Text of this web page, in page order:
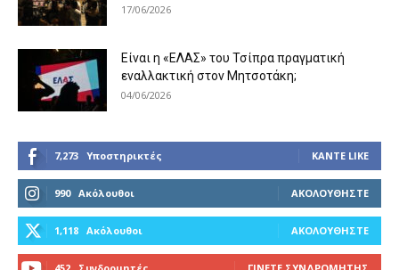
17/06/2026
Είναι η «ΕΛΑΣ» του Τσίπρα πραγματική
εναλλακτική στον Μητσοτάκη;
04/06/2026
7,273 Υποστηρικτές ΚΆΝΤΕ LIKE
990 Ακόλουθοι ΑΚΟΛΟΥΘΉΣΤΕ
1,118 Ακόλουθοι ΑΚΟΛΟΥΘΉΣΤΕ